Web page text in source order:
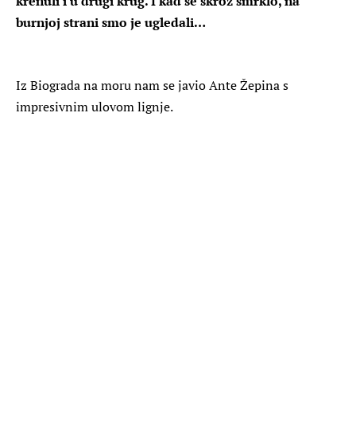
burnjoj strani smo je ugledali…
Iz Biograda na moru nam se javio Ante Žepina s
impresivnim ulovom lignje.